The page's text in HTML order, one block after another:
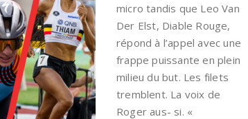
micro tandis que Leo Van
Der Elst, Diable Rouge,
répond à l’appel avec une
frappe puissante en plein
milieu du but. Les filets
tremblent. La voix de
Roger aus- si. «